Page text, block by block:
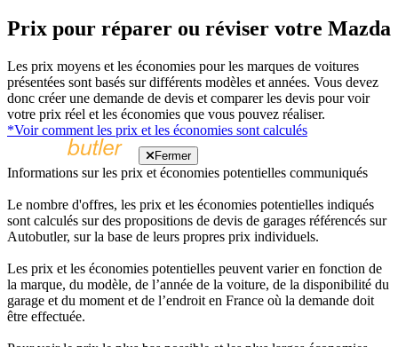
Prix pour réparer ou réviser votre Mazda
Les prix moyens et les économies pour les marques de voitures
présentées sont basés sur différents modèles et années. Vous devez
donc créer une demande de devis et comparer les devis pour voir
votre prix réel et les économies que vous pouvez réaliser.
*Voir comment les prix et les économies sont calculés
Fermer
Informations sur les prix et économies potentielles communiqués
Le nombre d'offres, les prix et les économies potentielles indiqués
sont calculés sur des propositions de devis de garages référencés sur
Autobutler, sur la base de leurs propres prix individuels.
Les prix et les économies potentielles peuvent varier en fonction de
la marque, du modèle, de l’année de la voiture, de la disponibilité du
garage et du moment et de l’endroit en France où la demande doit
être effectuée.